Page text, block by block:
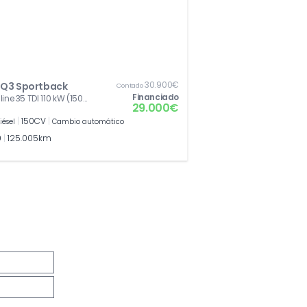
Sportback
35 TDI 110 kW (150
Contado30.900€
Financiado
29.000€
150CV Cambio automático
125.005km